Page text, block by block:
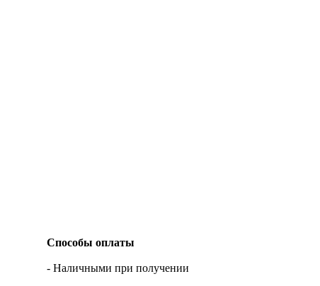
Способы оплаты
- Наличными при получении